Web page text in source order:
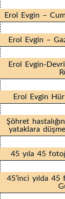
Erol Evgin –
Erol Evgin –
Erol Evgin-
Erol Evgin
Şöhret
yataklara
45 yıla 45
45’inci yılda 45